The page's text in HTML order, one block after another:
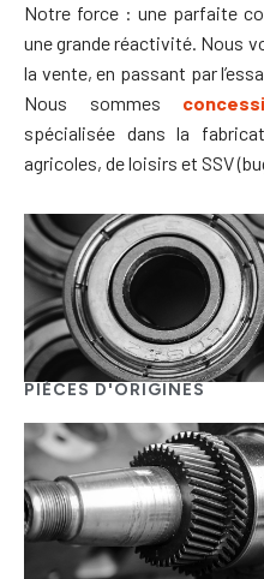
Notre force : une parfaite
une grande réactivité. Nous
la vente, en passant par
Nous sommes
spécialisée dans la
agricoles, de loisirs et SSV
PIÈCES D'ORIGINES